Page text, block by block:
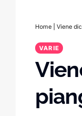
Home Viene
VARIE